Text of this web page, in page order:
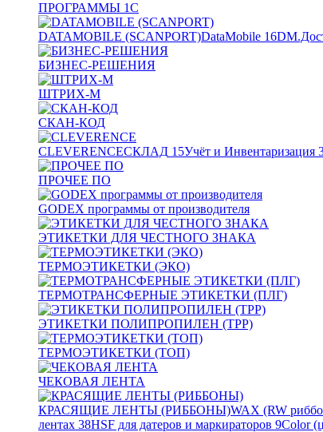
ПРОГРАММЫ 1С
DATAMOBILE (SCANPORT)DataMobile 16
БИЗНЕС-РЕШЕНИЯ
ШТРИХ-М
СКАН-КОД
CLEVERENCEСКЛАД 15Учёт и Инвентаризация
ПРОЧЕЕ ПО
GODEX программы от производителя
ЭТИКЕТКИ ДЛЯ ЧЕСТНОГО ЗНАКА
ТЕРМОЭТИКЕТКИ (ЭКО)
ТЕРМОТРАНСФЕРНЫЕ ЭТИКЕТКИ (ПЛГ)
ЭТИКЕТКИ ПОЛИПРОПИЛЕН (TPP)
ТЕРМОЭТИКЕТКИ (ТОП)
ЧЕКОВАЯ ЛЕНТА
КРАСЯЩИЕ ЛЕНТЫ (РИББОНЫ)WAX (RW
лентах 38HSF для датеров и маркираторов 9Color